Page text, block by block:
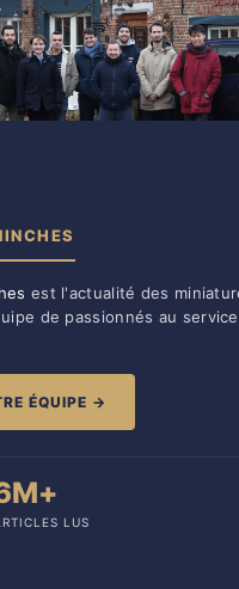
est l'actualité des
de passionnés au
ÉQUIPE →
LUS